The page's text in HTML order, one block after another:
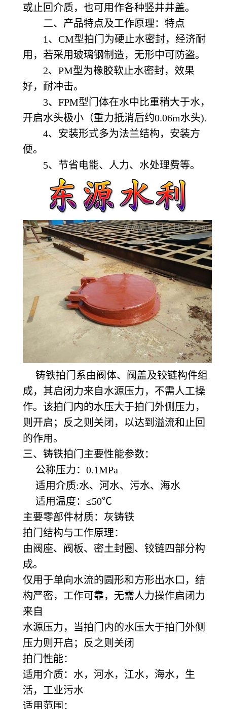
或止回介质，也可用作各种竖井井盖。
二、产品特点及工作原理：特点
1、CM型拍门为硬止水密封，经济耐
用，若采用玻璃钢制造，无形中可防盗。
2、PM型为橡胶软止水密封，效果
好，耐冲击。
3、FPM型门体在水中比重稍大于水，
开启水头极小（重力抵消后约0.06m水头).
4、安装形式多为法兰结构，安装方
便。
5、节省电能、人力、水处理费等。
铸铁拍门系由阀体、阀盖及铰链构件组
成，其启闭力来自水源压力，不需人工操
作。该拍门内的水压大于拍门外侧压力，
则开启；反之则关闭，以达到溢流和止回
的作用。
三、铸铁拍门主要性能参数：
公称压力：0.1MPa
适用介质:水、河水、污水、海水
适用温度：≤50℃
主要零部件材质：灰铸铁
拍门结构与工作原理：
由阀座、阀板、密土封圈、铰链四部分构
成。
仅用于单向水流的圆形和方形出水口，结
构严密，工作可靠，无需人力操作启闭力
来自
水源压力，当拍门内的水压大于拍门外侧
压力则开启；反之则关闭
拍门性能：
适用介质：水，河水，江水，海水，生
活，工业污水
适用范围：